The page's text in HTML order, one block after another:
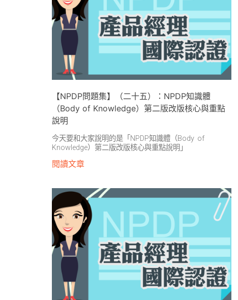
【NPDP問題集】（二十五）：NPDP知識體
（Body of Knowledge）第二版改版核心與重點
說明
今天要和大家說明的是「NPDP知識體（Body of
Knowledge）第二版改版核心與重點說明」
閱讀文章